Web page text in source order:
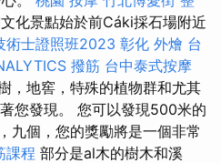
化景點始於前Cáki採石場附近
術士證照班2023 彰化 外燴 台
撥筋 台中泰式按摩
，地窖，特殊的植物群和尤其
您發現。 您可以發現500米的
九個，您的獎勵將是一個非常
課程 部分是al木的樹木和溪